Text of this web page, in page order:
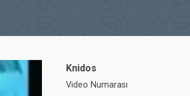
Knidos
Video Numarası